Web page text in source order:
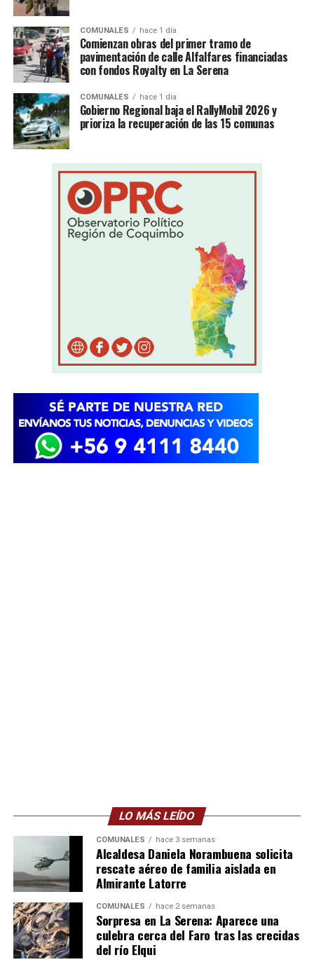
COMUNALES hace 1 día
Comienzan obras del primer tramo de
pavimentación de calle Alfalfares financiadas
con fondos Royalty en La Serena
COMUNALES hace 1 día
Gobierno Regional baja el RallyMobil 2026 y
prioriza la recuperación de las 15 comunas
LO MÁS LEÍDO
COMUNALES hace 3 semanas
Alcaldesa Daniela Norambuena solicita
rescate aéreo de familia aislada en
Almirante Latorre
COMUNALES hace 2 semanas
Sorpresa en La Serena: Aparece una
culebra cerca del Faro tras las crecidas
del río Elqui